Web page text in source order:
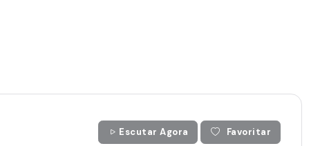
Escutar Agora Favoritar